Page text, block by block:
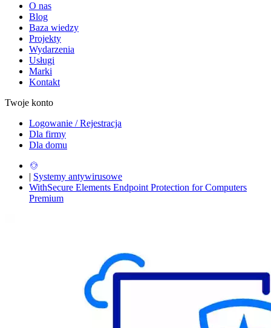
O nas
Blog
Baza wiedzy
Projekty
Wydarzenia
Usługi
Marki
Kontakt
Twoje konto
Logowanie / Rejestracja
Dla firmy
Dla domu
| Systemy antywirusowe
WithSecure Elements Endpoint Protection for Computers
Premium